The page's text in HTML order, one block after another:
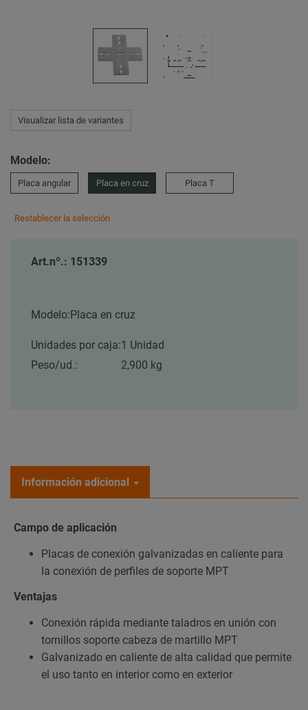
Visualizar lista de variantes
Modelo:
Placa angular Placa en cruz Placa T
Restablecer la selección
Art.nº.: 151339
Modelo:Placa en cruz
Unidades por caja:1 Unidad
Peso/ud.:
2,900 kg
Información adicional
Campo de aplicación
Placas de conexión galvanizadas en caliente para
la conexión de perfiles de soporte MPT
Ventajas
Conexión rápida mediante taladros en unión con
tornillos soporte cabeza de martillo MPT
Galvanizado en caliente de alta calidad que permite
el uso tanto en interior como en exterior